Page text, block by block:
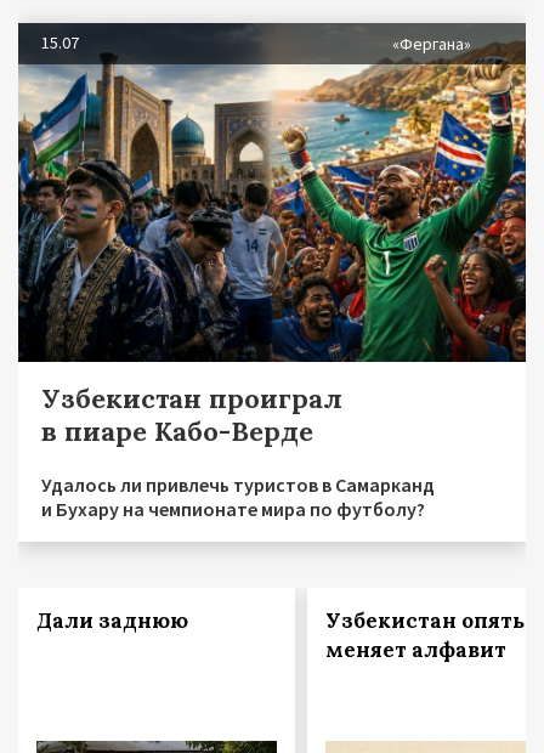
15.07 «Фергана»
Узбекистан проиграл
в пиаре Кабо-Верде
Удалось ли привлечь туристов в Самарканд
и Бухару на чемпионате мира по футболу?
Дали заднюю
Узбекистан опять
меняет алфавит